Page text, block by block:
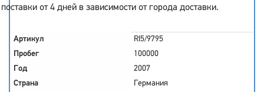
поставки от 4 дней в зависимости от города доставки.
Артикул
RI5/9795
Пробег
100000
Год
2007
Страна
Германия